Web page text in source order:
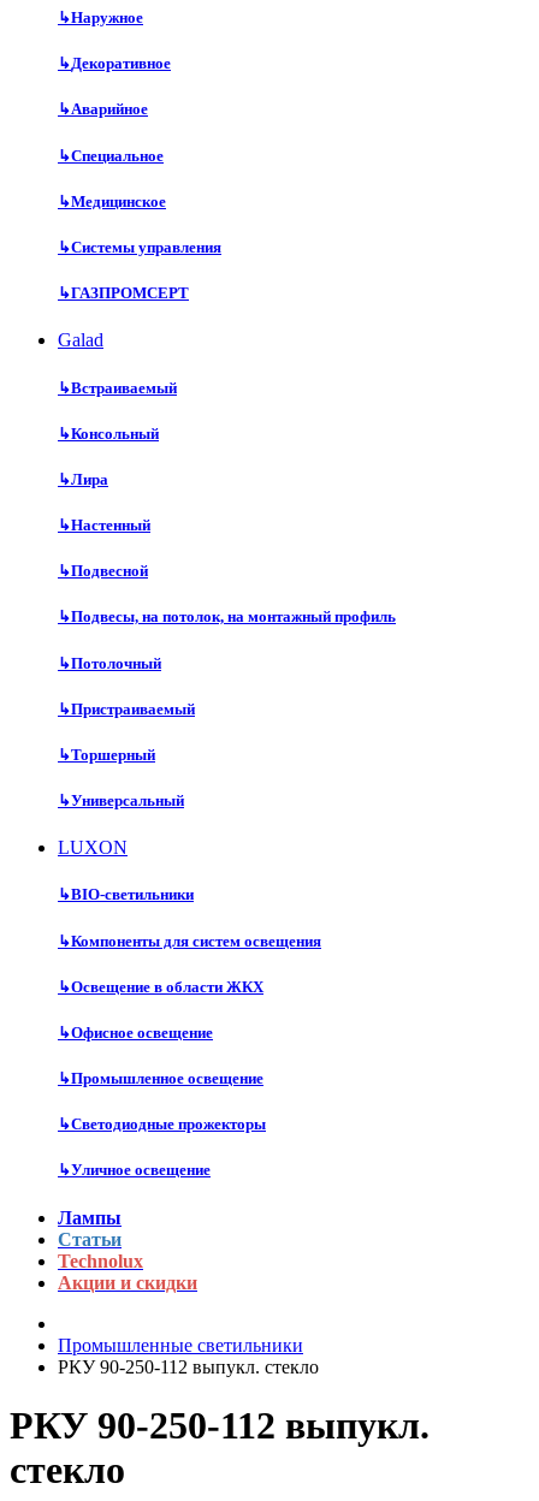
↳Наружное
↳Декоративное
↳Аварийное
↳Специальное
↳Медицинское
↳Системы управления
↳ГАЗПРОМСЕРТ
Galad
↳Встраиваемый
↳Консольный
↳Лира
↳Настенный
↳Подвесной
↳Подвесы, на потолок, на монтажный профиль
↳Потолочный
↳Пристраиваемый
↳Торшерный
↳Универсальный
LUXON
↳BIO-светильники
↳Компоненты для систем освещения
↳Освещение в области ЖКХ
↳Офисное освещение
↳Промышленное освещение
↳Светодиодные прожекторы
↳Уличное освещение
Лампы
Статьи
Technolux
Акции и скидки
Промышленные светильники
РКУ 90-250-112 выпукл. стекло
РКУ 90-250-112 выпукл.
стекло